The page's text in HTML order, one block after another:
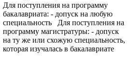
Для поступления на программу
бакалавриата: - допуск на любую
специальность Для поступления на
программу магистратуры: - допуск
на ту же или схожую специальность,
которая изучалась в бакалавриате